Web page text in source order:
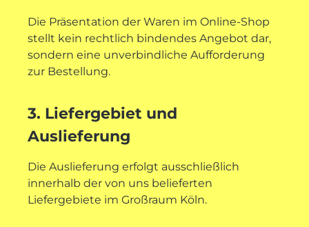
Die Präsentation der Waren im Online-Shop
stellt kein rechtlich bindendes Angebot dar,
sondern eine unverbindliche Aufforderung
zur Bestellung.
3. Liefergebiet und
Auslieferung
Die Auslieferung erfolgt ausschließlich
innerhalb der von uns belieferten
Liefergebiete im Großraum Köln.